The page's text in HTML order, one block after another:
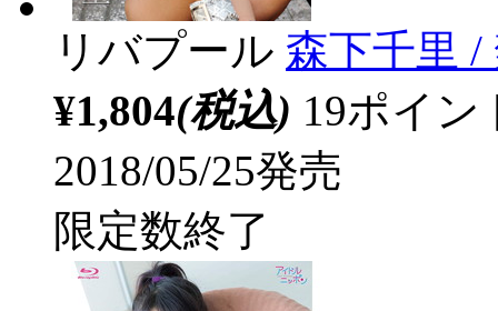
リバプール 森下千里 /
¥1,804(税込) 19ポイ
2018/05/25発売
限定数終了